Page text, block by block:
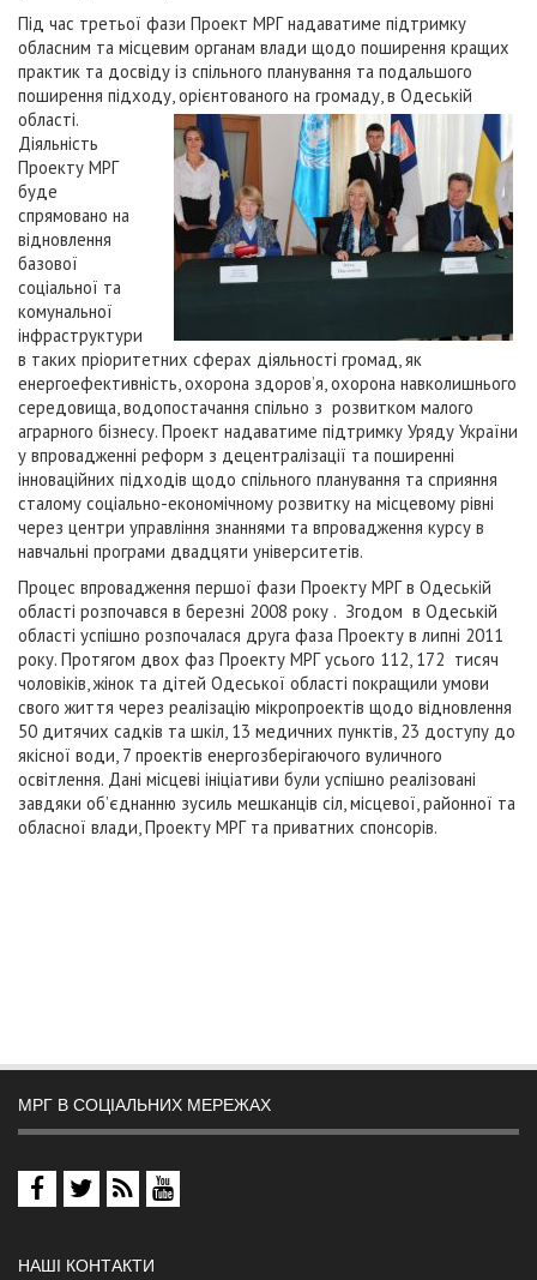
Під час третьої фази Проект МРГ надаватиме підтримку
обласним та місцевим органам влади щодо поширення кращих
практик та досвіду із спільного планування та подальшого
поширення підходу, орієнтованого на громаду, в Одеській
області.
Діяльність
Проекту МРГ
буде
спрямовано на
відновлення
базової
соціальної та
комунальної
інфраструктури
в таких пріоритетних сферах діяльності громад, як
енергоефективність, охорона здоров’я, охорона навколишнього
середовища, водопостачання спільно з розвитком малого
аграрного бізнесу. Проект надаватиме підтримку Уряду України
у впровадженні реформ з децентралізації та поширенні
інноваційних підходів щодо спільного планування та сприяння
сталому соціально-економічному розвитку на місцевому рівні
через центри управління знаннями та впровадження курсу в
навчальні програми двадцяти університетів.
Процес впровадження першої фази Проекту МРГ в Одеській
області розпочався в березні 2008 року . Згодом в Одеській
області успішно розпочалася друга фаза Проекту в липні 2011
року. Протягом двох фаз Проекту МРГ усього 112, 172 тисяч
чоловіків, жінок та дітей Одеської області покращили умови
свого життя через реалізацію мікропроектів щодо відновлення
50 дитячих садків та шкіл, 13 медичних пунктів, 23 доступу до
якісної води, 7 проектів енергозберігаючого вуличного
освітлення. Дані місцеві ініціативи були успішно реалізовані
завдяки об’єднанню зусиль мешканців сіл, місцевої, районної та
обласної влади, Проекту МРГ та приватних спонсорів.
МРГ В СОЦІАЛЬНИХ МЕРЕЖАХ
НАШІ КОНТАКТИ